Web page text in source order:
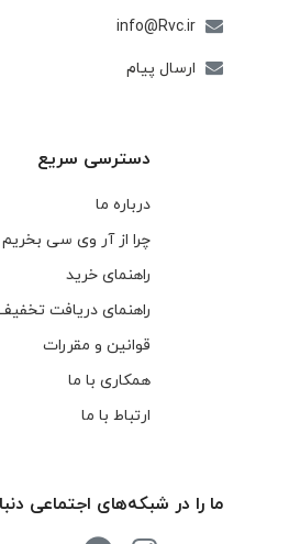
info@Rvc.ir
ارسال پیام
دسترسی سریع
درباره ما
چرا از آر وی سی بخریم
راهنمای خرید
راهنمای دریافت
قوانین و مقررات
همکاری با ما
ارتباط با ما
ما را در شبکه‌های اجتماعی